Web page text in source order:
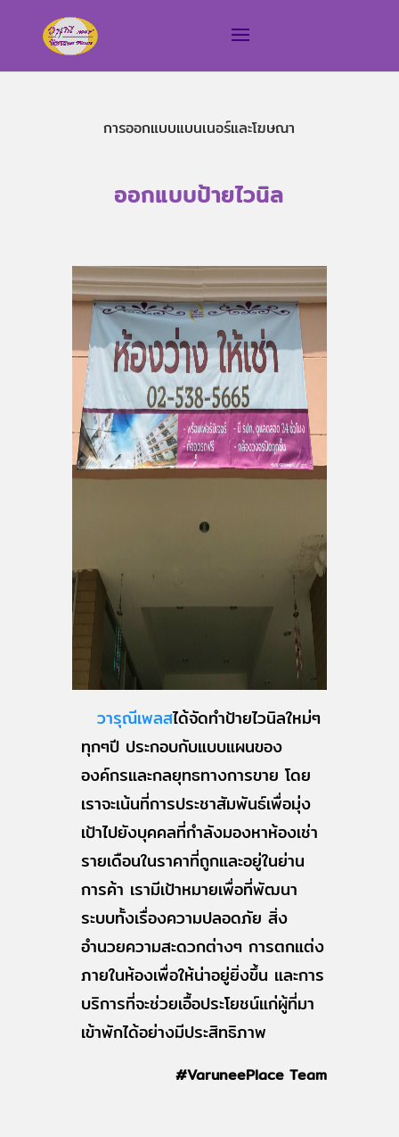
การออกแบบแบนเนอร์และโฆษณา
ออกแบบป้ายไวนิล
วารุณีเพลสได้จัดทำป้ายไวนิลใหม่ๆ
ทุกๆปี ประกอบกับแบบแผนของ
องค์กรและกลยุทธทางการขาย โดย
เราจะเน้นที่การประชาสัมพันธ์เพื่อมุ่ง
เป้าไปยังบุคคลที่กำลังมองหาห้องเช่า
รายเดือนในราคาที่ถูกและอยู่ในย่าน
การค้า เรามีเป้าหมายเพื่อที่พัฒนา
ระบบทั้งเรื่องความปลอดภัย สิ่ง
อำนวยความสะดวกต่างๆ การตกแต่ง
ภายในห้องเพื่อให้น่าอยู่ยิ่งขึ้น และการ
บริการที่จะช่วยเอื้อประโยชน์แก่ผู้ที่มา
เข้าพักได้อย่างมีประสิทธิภาพ
#VaruneePlace Team